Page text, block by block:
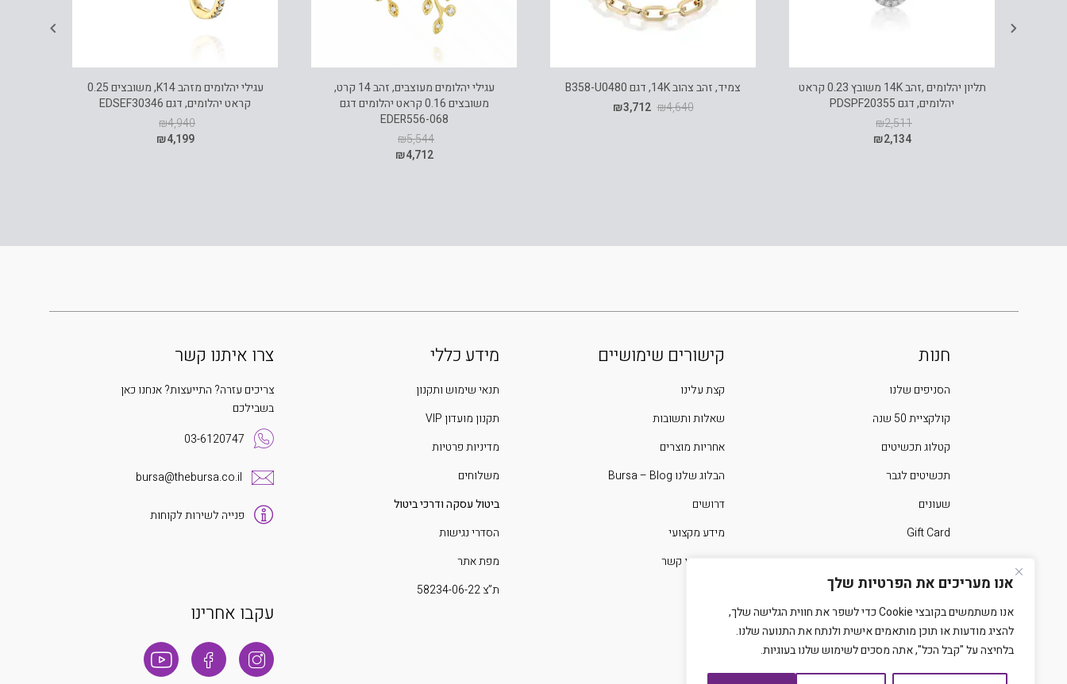
אנו מעריכים את הפרטיות שלך
אנו משתמשים בקובצי Cookie כדי לשפר את חווית הגלישה שלך,
להציג מודעות או תוכן מותאמים אישית ולנתח את התנועה שלנו.
בלחיצה על "קבל הכל", אתה מסכים לשימוש שלנו בעוגיות.
תליון יהלומים ,זהב 14K משובץ 0.23 קראט
יהלומים, דגם PDSPF20355
₪2,511
₪2,134
צמיד, זהב צהוב 14K, דגם B358-U0480
₪4,640
₪3,712
עגילי יהלומים מעוצבים, זהב 14 קרט,
משובצים 0.16 קראט יהלומים דגם
EDER556-068
₪5,544
₪4,712
עגילי יהלומים מזהב K14, משובצים 0.25
קראט יהלומים, דגם EDSEF30346
₪4,940
₪4,199
חנות
הסניפים שלנו
קולקציית 50 שנה
קטלוג תכשיטים
תכשיטים לגבר
שעונים
Gift Card
קישורים שימושיים
קצת עלינו
שאלות ותשובות
אחריות מוצרים
הבלוג שלנו Bursa – Blog
דרושים
מידע מקצועי
צרו איתנו קשר
מידע כללי
תנאי שימוש ותקנון
תקנון מועדון VIP
מדיניות פרטיות
משלוחים
ביטול עסקה ודרכי ביטול
הסדרי נגישות
מפת אתר
ת”צ 58234-06-22
צרו איתנו קשר
צריכים עזרה? התייעצות? אנחנו כאן
בשבילכם
03-6120747
bursa@thebursa.co.il
פנייה לשירות לקוחות
עקבו אחרינו